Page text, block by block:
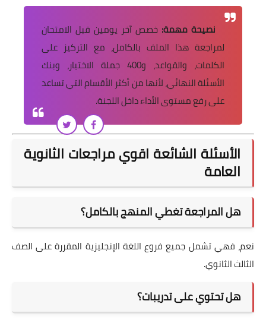
نصيحة مهمة: خصص آخر يومين قبل الامتحان
لمراجعة هذا الملف بالكامل، مع التركيز على
الكلمات، والقواعد، و400 جملة الاختيار، وبنك
الأسئلة النهائي، لأنها من أكثر الأقسام التي تساعد
على رفع مستوى الأداء داخل اللجنة.
الأسئلة الشائعة اقوي مراجعات الثانوية
العامة
هل المراجعة تغطي المنهج بالكامل؟
نعم، فهي تشمل جميع فروع اللغة الإنجليزية المقررة على الصف
الثالث الثانوي.
هل تحتوي على تدريبات؟